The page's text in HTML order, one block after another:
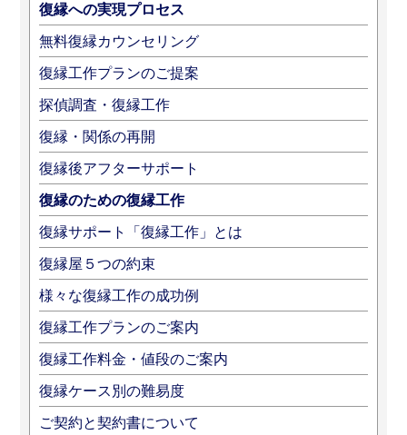
復縁への実現プロセス
無料復縁カウンセリング
復縁工作プランのご提案
探偵調査・復縁工作
復縁・関係の再開
復縁後アフターサポート
復縁のための復縁工作
復縁サポート「復縁工作」とは
復縁屋５つの約束
様々な復縁工作の成功例
復縁工作プランのご案内
復縁工作料金・値段のご案内
復縁ケース別の難易度
ご契約と契約書について